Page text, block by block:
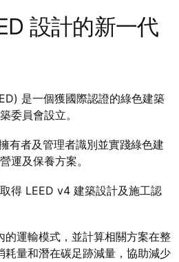
設計的新一代
是一個獲國際認證的綠色建築
委員會設立。
有者及管理者識別並實踐綠色建
運及保養方案。
得 LEED v4 建築設計及施工認
的運輸模式，並計算相關方案在整
耗量和潛在碳足跡減量，協助減少